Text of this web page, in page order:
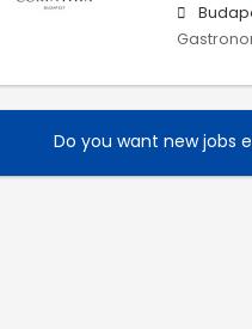
Do you want new jobs